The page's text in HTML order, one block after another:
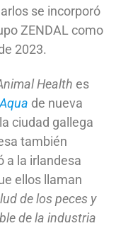
se incorporó
ZENDAL como
2023.
Health es
Aqua de nueva
ciudad gallega
también
a la irlandesa
ellos llaman
de los peces y
de la industria